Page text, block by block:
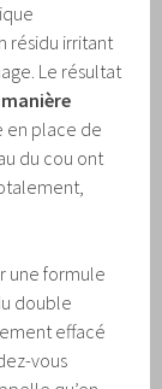
résidu irritant
Le résultat
en place de
du cou ont
une formule
double
effacé
vous